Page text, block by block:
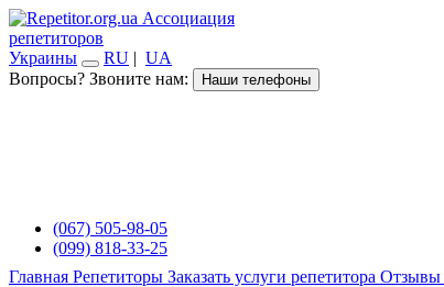
Ассоциация
репетиторов
Украины
RU | UA
Вопросы? Звоните нам:
Наши телефоны
(067) 505-98-05
(099) 818-33-25
Главная Репетиторы Заказать услуги репетитора Отзывы